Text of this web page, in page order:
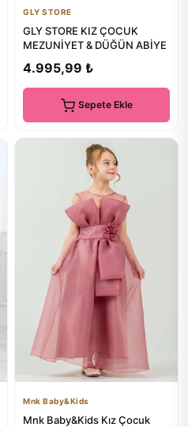
GLY STORE
GLY STORE KIZ ÇOCUK
MEZUNİYET & DÜĞÜN ABİYE
4.995,99 ₺
Sepete Ekle
Mnk Baby&Kids
Mnk Baby&Kids Kız Çocuk